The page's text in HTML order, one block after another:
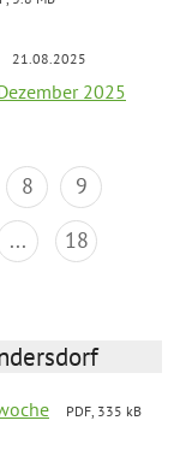
21.08.2025
2025
8
9
... 18
PDF, 335 kB